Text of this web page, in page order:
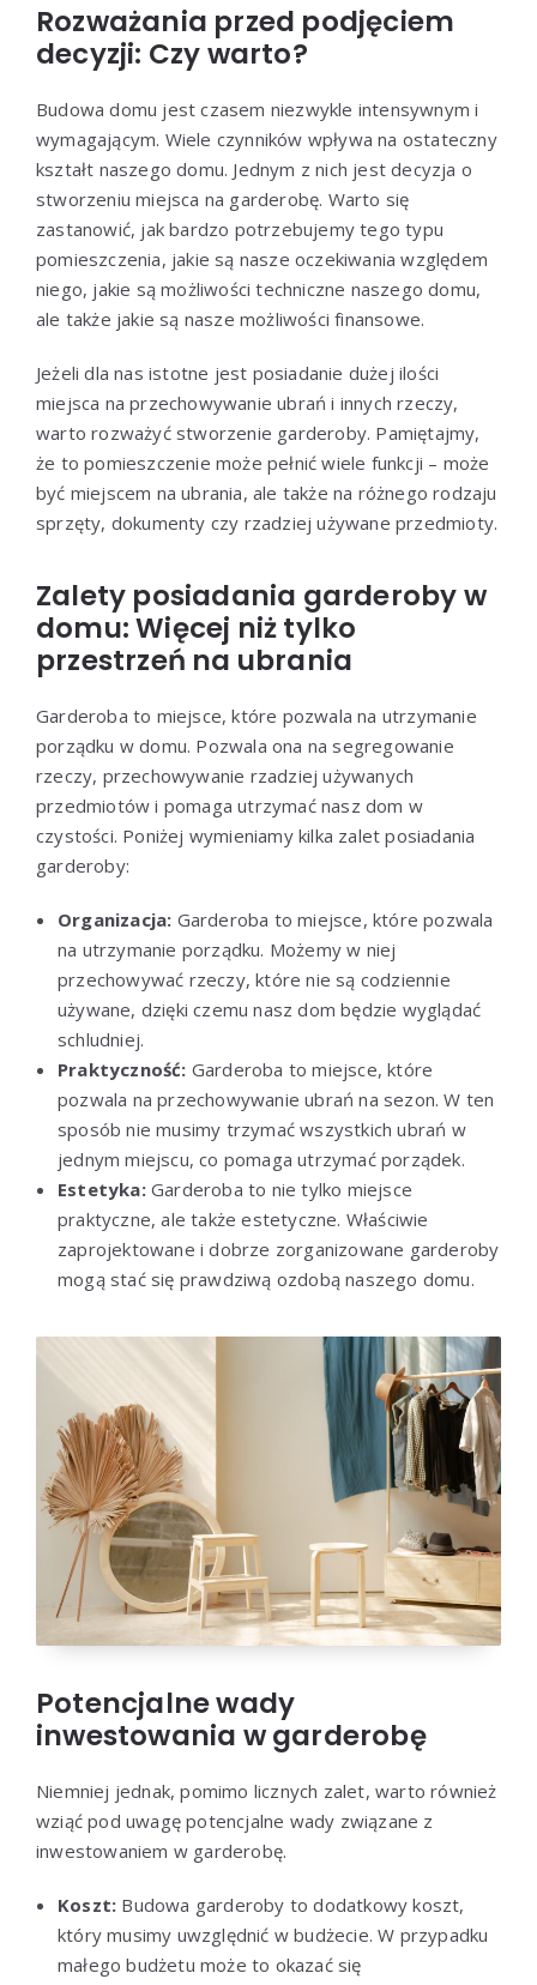
Rozważania przed podjęciem
decyzji: Czy warto?
Budowa domu jest czasem niezwykle intensywnym i
wymagającym. Wiele czynników wpływa na ostateczny
kształt naszego domu. Jednym z nich jest decyzja o
stworzeniu miejsca na garderobę. Warto się
zastanowić, jak bardzo potrzebujemy tego typu
pomieszczenia, jakie są nasze oczekiwania względem
niego, jakie są możliwości techniczne naszego domu,
ale także jakie są nasze możliwości finansowe.
Jeżeli dla nas istotne jest posiadanie dużej ilości
miejsca na przechowywanie ubrań i innych rzeczy,
warto rozważyć stworzenie garderoby. Pamiętajmy,
że to pomieszczenie może pełnić wiele funkcji – może
być miejscem na ubrania, ale także na różnego rodzaju
sprzęty, dokumenty czy rzadziej używane przedmioty.
Zalety posiadania garderoby w
domu: Więcej niż tylko
przestrzeń na ubrania
Garderoba to miejsce, które pozwala na utrzymanie
porządku w domu. Pozwala ona na segregowanie
rzeczy, przechowywanie rzadziej używanych
przedmiotów i pomaga utrzymać nasz dom w
czystości. Poniżej wymieniamy kilka zalet posiadania
garderoby:
Organizacja: Garderoba to miejsce, które pozwala
na utrzymanie porządku. Możemy w niej
przechowywać rzeczy, które nie są codziennie
używane, dzięki czemu nasz dom będzie wyglądać
schludniej.
Praktyczność: Garderoba to miejsce, które
pozwala na przechowywanie ubrań na sezon. W ten
sposób nie musimy trzymać wszystkich ubrań w
jednym miejscu, co pomaga utrzymać porządek.
Estetyka:Garderoba to nie tylko miejsce
praktyczne, ale także estetyczne. Właściwie
zaprojektowane i dobrze zorganizowane garderoby
mogą stać się prawdziwą ozdobą naszego domu.
Potencjalne wady
inwestowania w garderobę
Niemniej jednak, pomimo licznych zalet, warto również
wziąć pod uwagę potencjalne wady związane z
inwestowaniem w garderobę.
Koszt: Budowa garderoby to dodatkowy koszt,
który musimy uwzględnić w budżecie. W przypadku
małego budżetu może to okazać się